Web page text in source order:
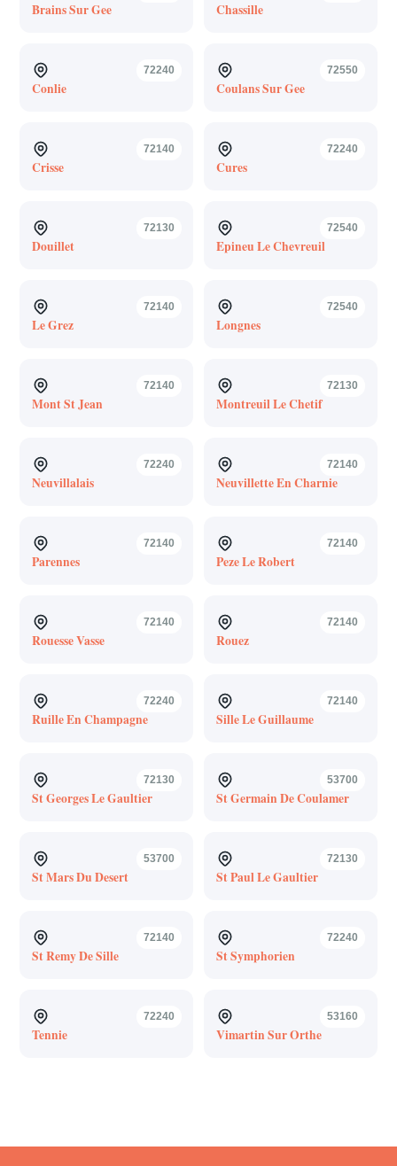
Brains Sur Gee Chassille
72240
Conlie
72550
Coulans Sur Gee
72140
Crisse
72240
Cures
72130
Douillet
72540
Epineu Le Chevreuil
72140
Le Grez
72540
Longnes
72140
Mont St Jean
72130
Montreuil Le Chetif
72240
Neuvillalais
72140
Neuvillette En Charnie
72140
Parennes
72140
Peze Le Robert
72140
Rouesse Vasse
72140
Rouez
72240
Ruille En Champagne
72140
Sille Le Guillaume
72130
St Georges Le Gaultier
53700
St Germain De Coulamer
53700
St Mars Du Desert
72130
St Paul Le Gaultier
72140
St Remy De Sille
72240
St Symphorien
72240
Tennie
53160
Vimartin Sur Orthe